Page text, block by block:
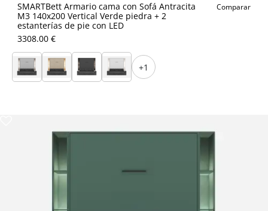
SMARTBett Armario cama con Sofá Antracita
M3 140x200 Vertical Verde piedra + 2
estanterías de pie con LED
Comparar
3308.00 €
+1